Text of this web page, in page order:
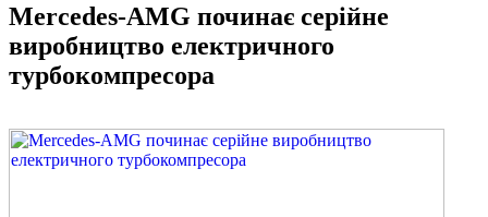
Mercedes-AMG починає серійне
виробництво електричного
турбокомпресора